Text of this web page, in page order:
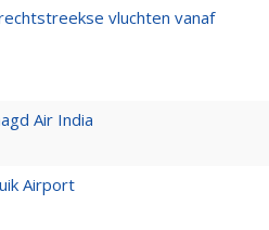
vluchten vanaf
Air India
Airport